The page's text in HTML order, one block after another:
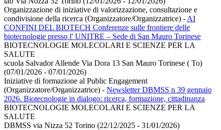
Organizzazione di iniziative di valorizzazione, consultazione e
condivisione della ricerca (Organizzatore/Organizzatrice) - AI
CONFINI DEL BIOTECH Conferenze sulle frontiere delle
biotecnologie presso l' UNITRE – Sede di San Mauro Torinese
BIOTECNOLOGIE MOLECOLARI E SCIENZE PER LA
SALUTE
scuola Salvador Allende Via Dora 13 San Mauro Torinese ( To)
(07/01/2026 - 07/01/2026)
Iniziative di formazione al Public Engagement
(Organizzatore/Organizzatrice) - Newsletter DBMSS n 39 gennaio
2026. Biotecnologie in dialogo: ricerca, formazione, cittadinanza
BIOTECNOLOGIE MOLECOLARI E SCIENZE PER LA
SALUTE
DBMSS via Nizza 52 Torino (22/12/2025 - 31/01/2026)